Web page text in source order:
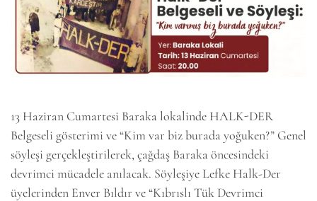
13 Haziran Cumartesi Baraka lokalinde HALK-DER
Belgeseli gösterimi ve “Kim var biz burada yoğuken?” Genel
söyleşi gerçekleştirilerek, çağdaş Baraka öncesindeki
devrimci mücadele anılacak. Söyleşiye Lefke Halk-Der
üyelerinden Enver Bıldır ve “Kıbrıslı Tük Devrimci